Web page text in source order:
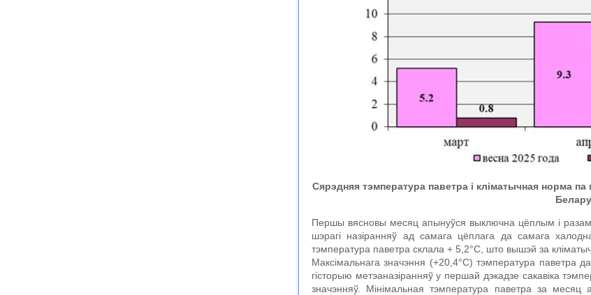
Сярэдняя тэмпература паветра і кліматычная норма
Першы вясновы месяц апынуўся выключна цёплым і
шэрагі назіранняў ад самага цёплага да самага
тэмпература паветра склала + 5,2°С, што вышэй за
Максімальнага значэння (+20,4°C) тэмпература паветра
гісторыю метэаназіранняў у першай дэкадзе сакавіка
значэнняў. Мінімальная тэмпература паветра за месяц